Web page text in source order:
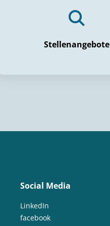
Stellenangebote
Social Media
LinkedIn
facebook